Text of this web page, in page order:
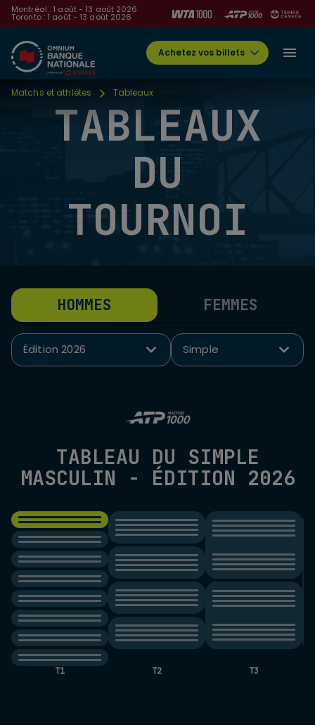
Montréal : 1 août - 13 août 2026
Toronto : 1 août - 13 août 2026
Achetez vos billets
Matchs et athlètes Tableaux
TABLEAUX
DU
TOURNOI
HOMMES FEMMES
Édition 2026 Simple
TABLEAU DU SIMPLE
MASCULIN - ÉDITION 2026
T1 T2 T3